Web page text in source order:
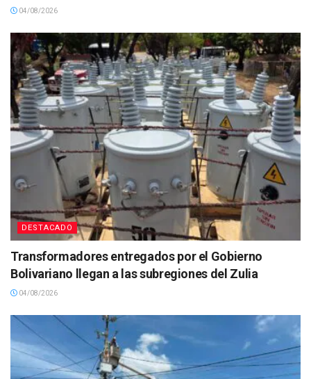
04/08/2026
DESTACADO
Transformadores entregados por el Gobierno
Bolivariano llegan a las subregiones del Zulia
04/08/2026